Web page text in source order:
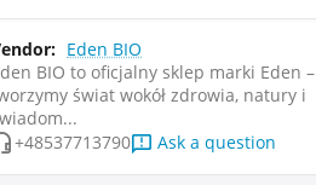
Eden BIO
BIO to oficjalny sklep marki Eden –
świat wokół zdrowia, natury i
+48537713790
Ask a question